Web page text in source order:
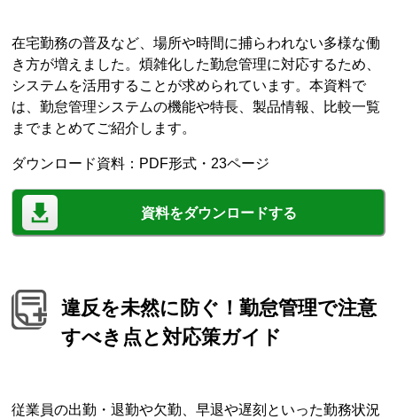
在宅勤務の普及など、場所や時間に捕らわれない多様な働
き方が増えました。煩雑化した勤怠管理に対応するため、
システムを活用することが求められています。本資料で
は、勤怠管理システムの機能や特長、製品情報、比較一覧
までまとめてご紹介します。
ダウンロード資料：PDF形式・23ページ
資料をダウンロードする
違反を未然に防ぐ！勤怠管理で注意
すべき点と対応策ガイド
従業員の出勤・退勤や欠勤、早退や遅刻といった勤務状況